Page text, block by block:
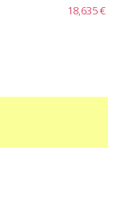
18,635 €